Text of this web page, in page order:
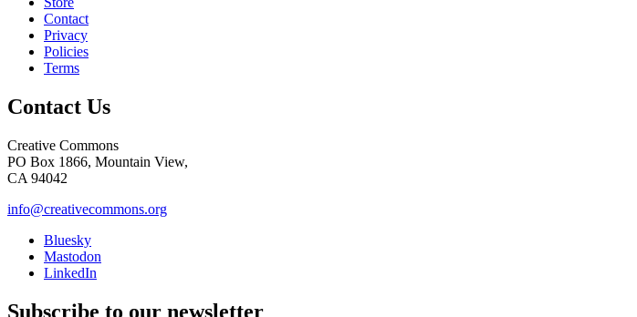
Contact
Privacy
Policies
Terms
Contact Us
Creative Commons
PO Box 1866, Mountain View,
CA 94042
info@creativecommons.org
Bluesky
Mastodon
LinkedIn
Subscribe to our newsletter